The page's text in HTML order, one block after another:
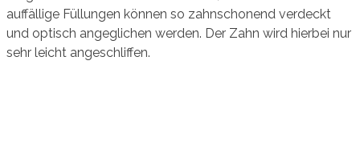
auffällige Füllungen können so zahnschonend verdeckt
und optisch angeglichen werden. Der Zahn wird hierbei nur
sehr leicht angeschliffen.